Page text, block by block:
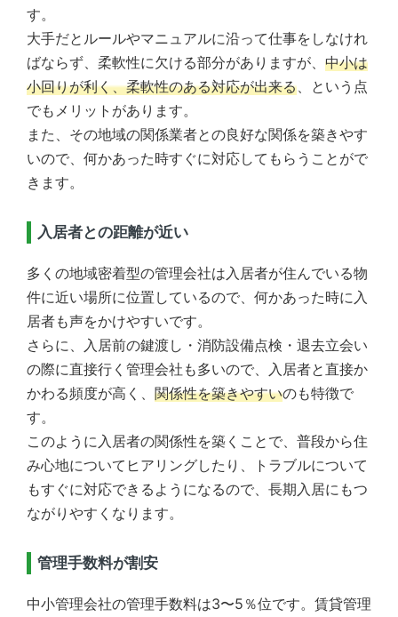
す。
大手だとルールやマニュアルに沿って仕事をしなけれ
ばならず、柔軟性に欠ける部分がありますが、 中小は
小回りが利く、柔軟性のある対応が出来る 、という点
でもメリットがあります。
また、その地域の関係業者との良好な関係を築きやす
いので、何かあった時すぐに対応してもらうことがで
きます。
入居者との距離が近い
多くの地域密着型の管理会社は入居者が住んでいる物
件に近い場所に位置しているので、何かあった時に入
居者も声をかけやすいです。
さらに、入居前の鍵渡し・消防設備点検・退去立会い
の際に直接行く管理会社も多いので、入居者と直接か
かわる頻度が高く、 関係性を築きやすいのも特徴で
す。
このように入居者の関係性を築くことで、普段から住
み心地についてヒアリングしたり、トラブルについて
もすぐに対応できるようになるので、長期入居にもつ
ながりやすくなります。
管理手数料が割安
中小管理会社の管理手数料は3〜5％位です。賃貸管理